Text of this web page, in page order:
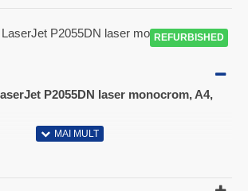
REFURBISHED
P2055DN laser monocrom, A4,